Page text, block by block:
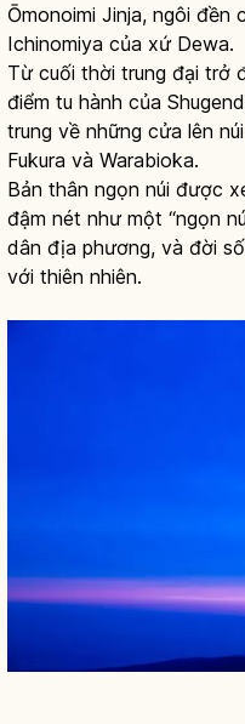
Ōmonoimi Jinja, ngôi
Ichinomiya của xứ Dewa.
Từ cuối thời trung đại trở
điểm tu hành của
trung về những cửa lên
Fukura và Warabioka.
Bản thân ngọn núi được
đậm nét như một “ngọn
dân địa phương, và đời
với thiên nhiên.